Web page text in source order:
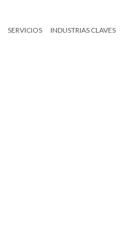
SERVICIOS INDUSTRIAS CLAVES